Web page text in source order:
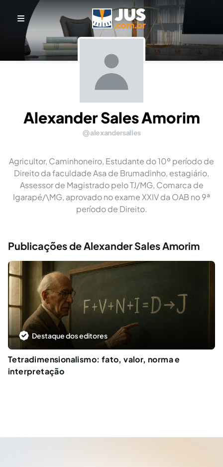
Alexander Sales Amorim
alexandersalles
Agricultor, Caminhoneiro, Estudante do 10º período de
Direito da faculdade Asa de Brumadinho, estagiário,
Assessor de Magistrado pelo TJ/MG, Comarca de
Igarapé/\MG, aprovado no exame XXIV da OAB no 9ª
período de Direito.
Publicações de Alexander Sales Amorim
Destaque dos editores
Tetradimensionalismo: fato, valor, norma e
interpretação